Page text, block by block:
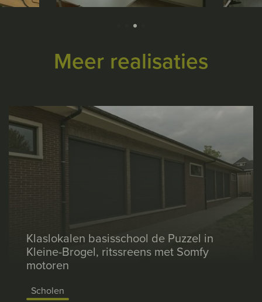
Meer realisaties
Klaslokalen basisschool de Puzzel in
Kleine-Brogel, ritssreens met Somfy
motoren
Scholen